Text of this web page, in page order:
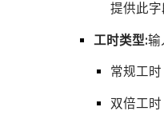
提供此字
工时类型:输
常规工时
双倍工时